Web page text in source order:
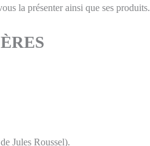
la présenter ainsi que ses produits.
Jules Roussel).